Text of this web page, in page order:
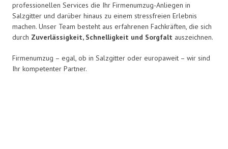
professionellen Services die Ihr Firmenumzug-Anliegen in
Salzgitter und darüber hinaus zu einem stressfreien Erlebnis
machen. Unser Team besteht aus erfahrenen Fachkräften, die sich
durch Zuverlässigkeit, Schnelligkeit und Sorgfalt auszeichnen.
Firmenumzug – egal, ob in Salzgitter oder europaweit – wir sind
Ihr kompetenter Partner.